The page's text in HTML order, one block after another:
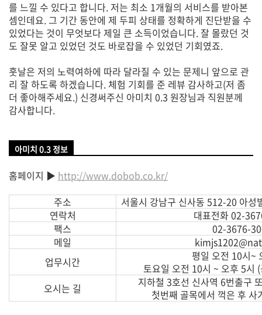
를 느낄 수 있다고 합니다. 저는 최소 1개월의 서비스를 받아본
셈인데요. 그 기간 동안에 제 두피 상태를 정확하게 진단받을 수
있었다는 것이 무엇보다 제일 큰 소득이었습니다. 잘 몰랐던 것
도 잘못 알고 있었던 것도 바로잡을 수 있었던 기회였죠.
훗날은 저의 노력여하에 따라 달라질 수 있는 문제니 앞으로 관
리 잘 하도록 하겠습니다. 체험 기회를 준 레뷰 감사하고(저 좀
더 좋아해주세요.) 신경써주신 아미치 0.3 원장님과 직원분께
감사합니다.
아미치 0.3 정보
홈페이지 ▶ http://www.dobob.co.kr/
주소
서울시 강남구 신사동 512-20 아성
연락처
대표전화 02-
팩스
02-3676-
메일
업무시간
평일 오전 10시~
토요일 오전 10시 ~ 오후 5시
오시는 길
지하철 3호선 신사역 6번출구
첫번째 골목에서 꺽은 후 사